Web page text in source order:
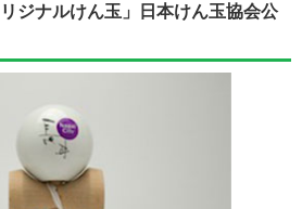
ジナルけん玉」日本けん玉協会公